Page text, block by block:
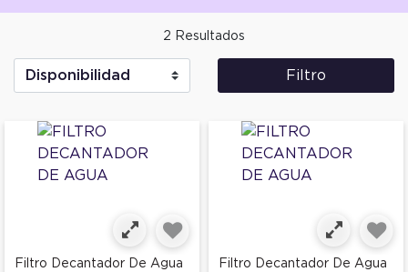
2 Resultados
Filtro
Filtro Decantador De Agua Filtro Decantador De Agua